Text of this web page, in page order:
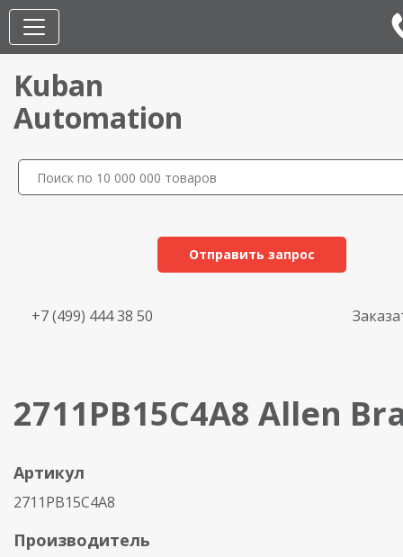
Kuban
Automation
Отправить запрос
+7 (499) 444 38 50
2711PB15C4A8 Allen
Артикул
2711PB15C4A8
Производитель